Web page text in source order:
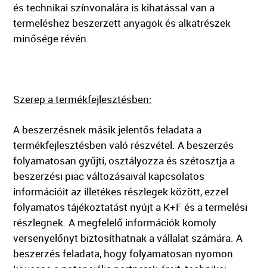
és technikai színvonalára is kihatással van a
termeléshez beszerzett anyagok és alkatrészek
minősége révén.
Szerep a termékfejlesztésben:
A beszerzésnek másik jelentős feladata a
termékfejlesztésben való részvétel. A beszerzés
folyamatosan gyűjti, osztályozza és szétosztja a
beszerzési piac változásaival kapcsolatos
információit az illetékes részlegek között, ezzel
folyamatos tájékoztatást nyújt a K+F és a termelési
részlegnek. A megfelelő információk komoly
versenyelőnyt biztosíthatnak a vállalat számára. A
beszerzés feladata, hogy folyamatosan nyomon